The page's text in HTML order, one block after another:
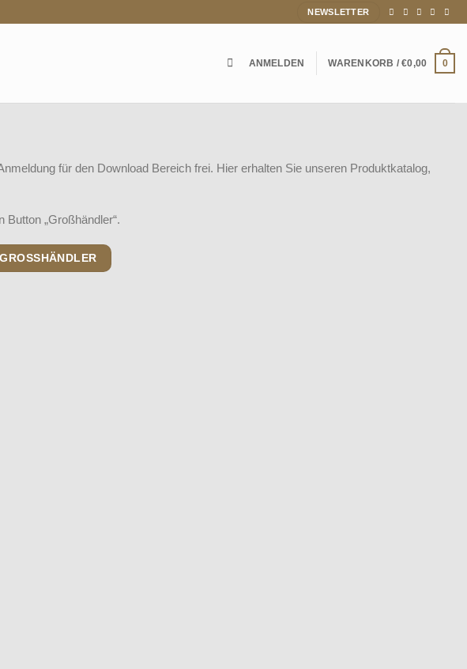
NEWSLETTER
ANMELDEN WARENKORB /€0,00 0
für den Download Bereich frei. Hier erhalten Sie unseren Produktkatalog,
„Großhändler“.
GROSSHÄNDLER